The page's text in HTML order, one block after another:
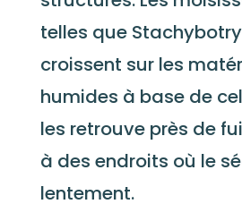
telles que
croissent sur les
humides à base de
les retrouve près de
à des endroits où le
lentement.